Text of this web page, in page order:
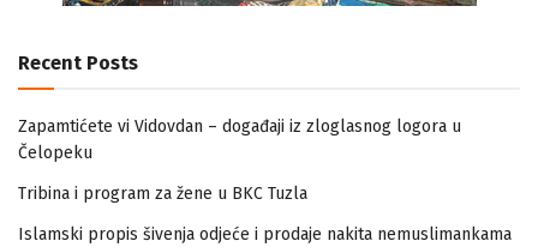
Recent Posts
Zapamtićete vi Vidovdan – događaji iz zloglasnog logora u
Čelopeku
Tribina i program za žene u BKC Tuzla
Islamski propis šivenja odjeće i prodaje nakita nemuslimankama